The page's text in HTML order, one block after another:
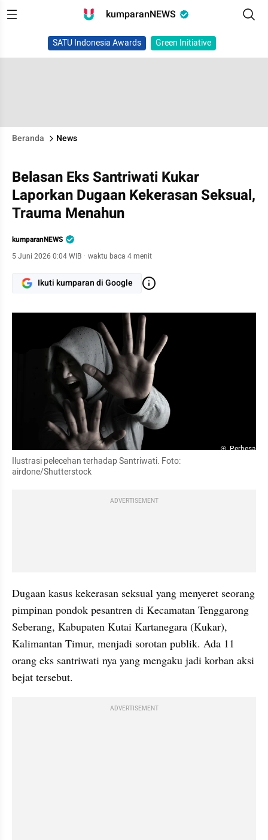
kumparanNEWS
SATU Indonesia Awards Green Initiative
Beranda News
Belasan Eks Santriwati Kukar
Laporkan Dugaan Kekerasan Seksual,
Trauma Menahun
kumparanNEWS
5 Juni 2026 0:04 WIB · waktu baca 4 menit
Ikuti kumparan di Google
Perbesar
Ilustrasi pelecehan terhadap Santriwati. Foto:
airdone/Shutterstock
ADVERTISEMENT
Dugaan kasus kekerasan seksual yang menyeret seorang
pimpinan pondok pesantren di Kecamatan Tenggarong
Seberang, Kabupaten Kutai Kartanegara (Kukar),
Kalimantan Timur, menjadi sorotan publik. Ada 11
orang eks santriwati nya yang mengaku jadi korban aksi
bejat tersebut.
ADVERTISEMENT